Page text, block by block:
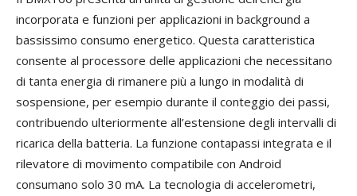
incorporata e funzioni per applicazioni in background a
bassissimo consumo energetico. Questa caratteristica
consente al processore delle applicazioni che necessitano
di tanta energia di rimanere più a lungo in modalità di
sospensione, per esempio durante il conteggio dei passi,
contribuendo ulteriormente all’estensione degli intervalli di
ricarica della batteria. La funzione contapassi integrata e il
rilevatore di movimento compatibile con Android
consumano solo 30 mA. La tecnologia di accelerometri,